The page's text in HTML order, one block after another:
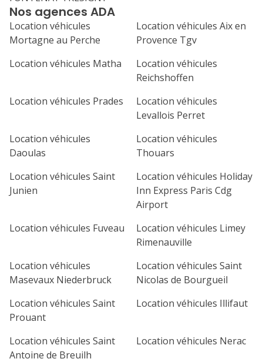
7 8
15 16 17
21 22 23 24
Nos agences ADA
Location véhicules
Mortagne au Perche
Location véhicules Aix en
Provence Tgv
Location véhicules Matha
Location véhicules
Reichshoffen
Location véhicules Prades
Location véhicules
Levallois Perret
Location véhicules
Daoulas
Location véhicules
Thouars
Location véhicules Saint
Junien
Location véhicules Holiday
Inn Express Paris Cdg
Airport
Location véhicules Fuveau
Location véhicules Limey
Rimenauville
Location véhicules
Masevaux Niederbruck
Location véhicules Saint
Nicolas de Bourgueil
Location véhicules Saint
Prouant
Location véhicules Illifaut
Location véhicules Saint
Antoine de Breuilh
Location véhicules Nerac